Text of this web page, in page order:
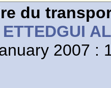
du
ETTEDGUI
2007 :